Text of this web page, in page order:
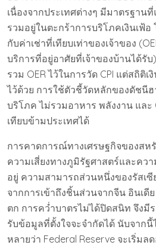
เนื่องจากประเทศต่างๆ มีมาตรฐาน
รวมอยู่ในตะกร้าการบริโภคเงินเฟ้อ
กับค่าเช่าที่เทียบเท่าของเจ้าของ
บริการที่อยู่อาศัยที่เจ้าของบ้านได้รั
รวม OER ไว้ในการวัด CPI แต่สถิติเ
ไว้ด้วย การใช้ตัวชี้วัดหลักของดัชนี
บริโภค ไม่รวมอาหาร พลังงาน และ
เทียบข้ามประเทศได้
การคาดการณ์ทางเศรษฐกิจของสห
ความเสี่ยงทางภูมิรัฐศาสตร์และควา
อยู่ ความสามารถส่วนหนึ่งของรัสเซี
จากการเข้าถึงชิ้นส่วนจากจีน อินเดี
ตก การคว่ำบาตรไม่ได้ปิดสนิท จึงมี
รับข้อมูลที่ตั้งใจจะจำกัดได้ นับจาก
หลายว่า Federal Reserve จะเริ่มล